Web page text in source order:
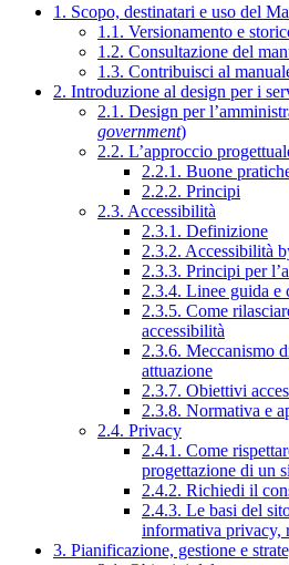
1. Scopo, destinatari e uso del
1.1. Versionamento e
1.2. Consultazione del
1.3. Contribuisci al
2. Introduzione al design per i
2.1. Design per
government)
2.2. L’approccio
2.2.1. Buone
2.2.2. Principi
2.3. Accessibilità
2.3.1. Definizione
2.3.2. Accessibilità
2.3.3. Principi per
2.3.4. Linee guida e
2.3.5. Come
accessibilità
2.3.6. Meccanismo
attuazione
2.3.7. Obiettivi
2.3.8. Normativa e
2.4. Privacy
2.4.1. Come
progettazione di un
2.4.2. Richiedi il
2.4.3. Le basi del
informativa privacy,
3. Pianificazione, gestione e